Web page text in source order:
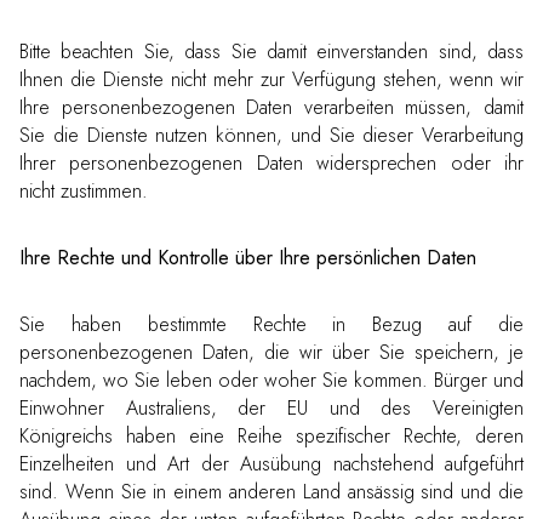
Bitte beachten Sie, dass Sie damit einverstanden sind, dass
Ihnen die Dienste nicht mehr zur Verfügung stehen, wenn wir
Ihre personenbezogenen Daten verarbeiten müssen, damit
Sie die Dienste nutzen können, und Sie dieser Verarbeitung
Ihrer personenbezogenen Daten widersprechen oder ihr
nicht zustimmen.
Ihre Rechte und Kontrolle über Ihre persönlichen Daten
Sie haben bestimmte Rechte in Bezug auf die
personenbezogenen Daten, die wir über Sie speichern, je
nachdem, wo Sie leben oder woher Sie kommen. Bürger und
Einwohner Australiens, der EU und des Vereinigten
Königreichs haben eine Reihe spezifischer Rechte, deren
Einzelheiten und Art der Ausübung nachstehend aufgeführt
sind. Wenn Sie in einem anderen Land ansässig sind und die